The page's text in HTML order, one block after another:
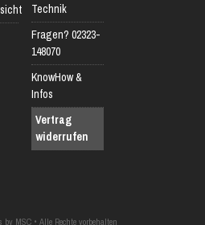
Technik
Fragen? 02323-
148070
KnowHow &
Infos
Vertrag
widerrufen
MSC • Alle Rechte vorbehalten